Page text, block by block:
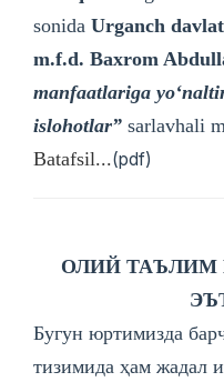
sonida Urganch
m.f.d. Baxrom
manfaatlariga
islohotlar” sarlavhali
Batafsil...(pdf)
ОЛИЙ ТАЪЛИМ
Бугун юртимизда
тизимида ҳам жадал